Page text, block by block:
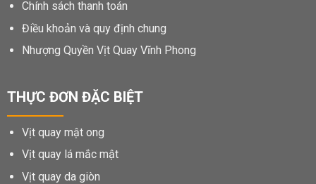
Chính sách thanh toán
Điều khoản và quy định chung
Nhượng Quyền Vịt Quay Vĩnh Phong
THỰC ĐƠN ĐẶC BIỆT
Vịt quay mật ong
Vịt quay lá mắc mật
Vịt quay da giòn